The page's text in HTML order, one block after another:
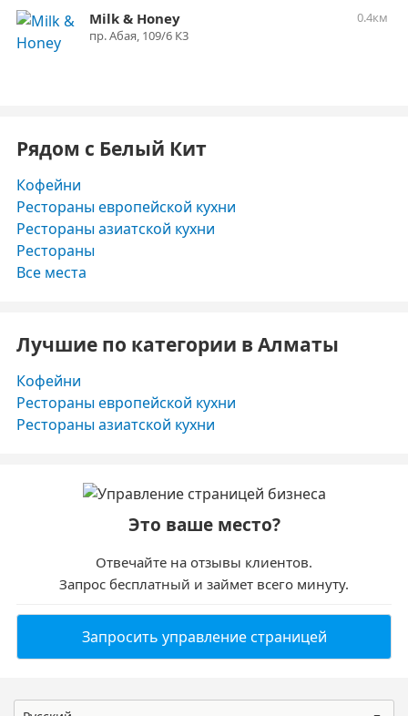
Milk & Honey
0.4км
пр. ​Абая, 109/6 К3
Рядом с Белый Кит
Кофейни
Рестораны европейской кухни
Рестораны азиатской кухни
Рестораны
Все места
Лучшие по категории в Алматы
Кофейни
Рестораны европейской кухни
Рестораны азиатской кухни
Это ваше место?
Отвечайте на отзывы клиентов.
Запрос бесплатный и займет всего минуту.
Запросить управление страницей